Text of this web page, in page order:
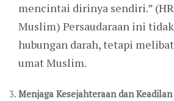
mencintai dirinya sendiri.”
Muslim) Persaudaraan ini
hubungan darah, tetapi
umat Muslim.
Menjaga Kesejahteraan dan Keadilan